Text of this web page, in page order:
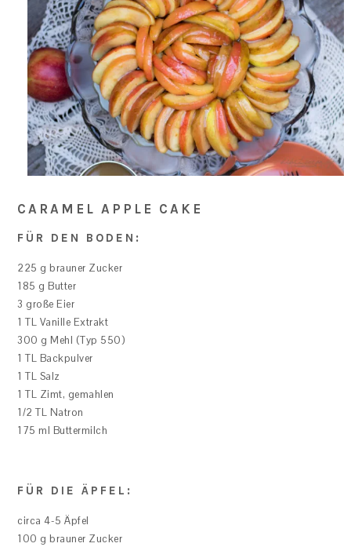
CARAMEL APPLE CAKE
FÜR DEN BODEN:
225 g brauner Zucker
185 g Butter
3 große Eier
1 TL Vanille Extrakt
300 g Mehl (Typ 550)
1 TL Backpulver
1 TL Salz
1 TL Zimt, gemahlen
1/2 TL Natron
175 ml Buttermilch
FÜR DIE ÄPFEL:
circa 4-5 Äpfel
100 g brauner Zucker